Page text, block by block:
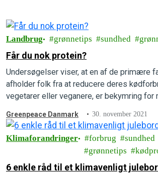
Landbrug grønnetips sundhed
Får du nok protein?
Undersøgelser viser, at en af de primære
afholder folk fra at reducere deres
vegetarer eller veganere, er bekymring for
bestræber sig på at forstærke denne
Mærkater og emballage anfører tydeligt og
kødprodukter som proteinkilde.
Greenpeace Danmark 30. november 2021
Klimaforandringer forbrug sundhed
grønnetips
6 enkle råd til et klimavenligt